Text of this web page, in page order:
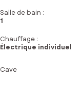
Salle de bain :
1
Chauffage :
Électrique individuel
Cave